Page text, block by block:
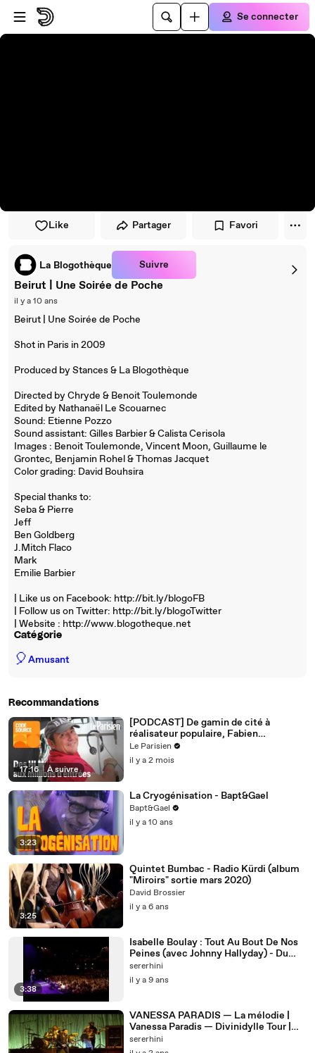
Passer au player
Passer au contenu principal
Se connecter
Like Partager Favori
La Blogothèque Suivre
Beirut | Une Soirée de Poche
il y a 10 ans
Beirut | Une Soirée de Poche
Shot in Paris in 2009
Produced by Stances & La Blogothèque
Directed by Chryde & Benoit Toulemonde
Edited by Nathanaël Le Scouarnec
Sound: Etienne Pozzo
Sound assistant: Gilles Barbier & Calista Cerisola
Images : Benoit Toulemonde, Vincent Moon, Guillaume le
Grontec, Benjamin Rohel & Thomas Jacquet
Color grading: David Bouhsira
Special thanks to:
Seba & Pierre
Jeff
Ben Goldberg
J.Mitch Flaco
Mark
Emilie Barbier
| Like us on Facebook: http://bit.ly/blogoFB
| Follow us on Twitter: http://bit.ly/blogoTwitter
| Website : http://www.blogotheque.net
Catégorie
🎈Amusant
Recommandations
17:16 | À suivre
[PODCAST] De gamin de cité à
réalisateur populaire, Fabien
Onteniente se livre
Le Parisien
il y a 2 mois
3:23
La Cryogénisation - Bapt&Gael
Bapt&Gael
il y a 10 ans
3:25
Quintet Bumbac - Radio Kürdi (album
"Miroirs" sortie mars 2020)
David Brossier
il y a 6 ans
3:38
Isabelle Boulay : Tout Au Bout De Nos
Peines (avec Johnny Hallyday) - Du
Temps Pour Toi - Live À L'Olympia de
Paris - Av
sererhini
il y a 9 ans
VANESSA PARADIS — La mélodie |
Vanessa Paradis — Divinidylle Tour |
(2008)
sererhini